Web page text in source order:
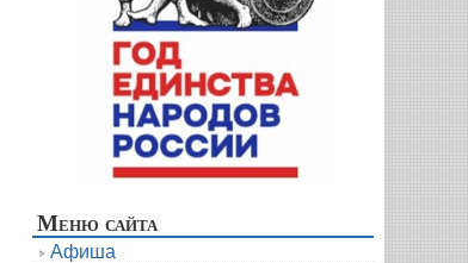
Меню сайта
Афиша